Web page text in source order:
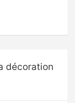
décoration